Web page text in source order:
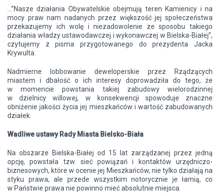
...”Nasze działania Obywatelskie obejmują teren Kamienicy i na
mocy praw nam nadanych przez większość jej społeczeństwa
przekazujemy ich wolę i niezadowolenie ze sposobu takiego
działania władzy ustawodawczej i wykonawczej w Bielska-Białej”,
czytujemy z pisma przygotowanego do prezydenta Jacka
Krywulta.
Nadmierne lobbowanie deweloperskie przez Rządzących
miastem i dbałość o ich interesy doprowadziła do tego, że
w momencie powstania takiej zabudowy wielorodzinnej
w dzielnicy willowej, w konsekwencji spowoduje znaczne
obniżenie jakości życia jej mieszkańców i wartość zabudowanych
działek.
Wadliwe ustawy Rady Miasta Bielsko-Biała
Na obszarze Bielska-Białej od 15 lat zarządzanej przez jedną
opcję, powstała tzw. sieć powiązań i kontaktów urzędniczo-
biznesowych, które w ocenie jej Mieszkańców, nie tylko działają na
styku prawa, ale przede wszystkim notorycznie je łamią, co
w Państwie prawa nie powinno mieć absolutnie miejsca.